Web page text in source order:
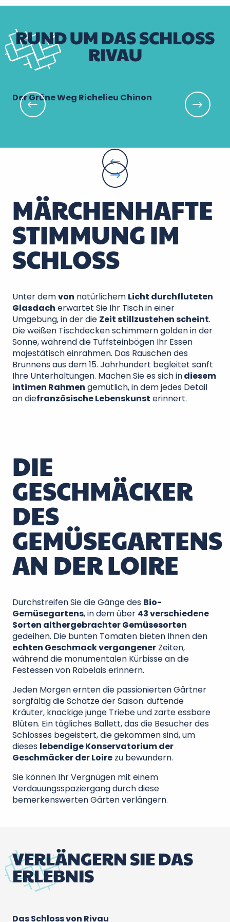
RUND UM DAS SCHLOSS
RIVAU
Der Grüne Weg Richelieu Chinon
MÄRCHENHAFTE
STIMMUNG IM
SCHLOSS
Unter demvon natürlichem Licht durchfluteten
Glasdach erwartet Sie Ihr Tisch in einer
Umgebung, in der die Zeit stillzustehen scheint.
Die weißen Tischdecken schimmern golden in der
Sonne, während die Tuffsteinbögen Ihr Essen
majestätisch einrahmen. Das Rauschen des
Brunnens aus dem 15. Jahrhundert begleitet sanft
Ihre Unterhaltungen. Machen Sie es sich indiesem
intimen Rahmen gemütlich, in dem jedes Detail
an diefranzösische Lebenskunst erinnert.
DIE
GESCHMÄCKER
DES
GEMÜSEGARTENS
AN DER LOIRE
Durchstreifen Sie die Gänge des Bio-
Gemüsegartens, in dem über 43 verschiedene
Sorten althergebrachter Gemüsesorten
gedeihen. Die bunten Tomaten bieten Ihnen den
echten Geschmack vergangener Zeiten,
während die monumentalen Kürbisse an die
Festessen von Rabelais erinnern.
Jeden Morgen ernten die passionierten Gärtner
sorgfältig die Schätze der Saison: duftende
Kräuter, knackige junge Triebe und zarte essbare
Blüten. Ein tägliches Ballett, das die Besucher des
Schlosses begeistert, die gekommen sind, um
dieses lebendige Konservatorium der
Geschmäcker der Loire zu bewundern.
Sie können Ihr Vergnügen mit einem
Verdauungsspaziergang durch diese
bemerkenswerten Gärten verlängern.
VERLÄNGERN SIE DAS
ERLEBNIS
Das Schloss von Rivau